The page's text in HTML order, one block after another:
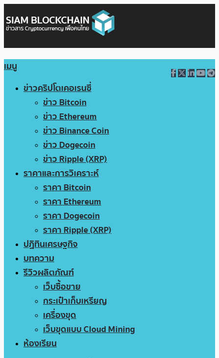
เมนู
ข่าวคริปโตเคอเรนซี่
ข่าว Bitcoin
ข่าว Ethereum
ข่าว Binance Coin
ข่าว Dogecoin
ข่าว Ripple (XRP)
ราคาและการวิเคราะห์
ราคา Bitcoin
ราคา Ethereum
ราคา Dogecoin
ราคา Ripple (XRP)
ปฏิทินเศรษฐกิจ
บทความ
รีวิวผลิตภัณฑ์
เว็บซื้อขาย
กระเป๋าเก็บเหรียญ
เครื่องขุด
เว็บขุดแบบ Cloud Mining
ห้องเรียน